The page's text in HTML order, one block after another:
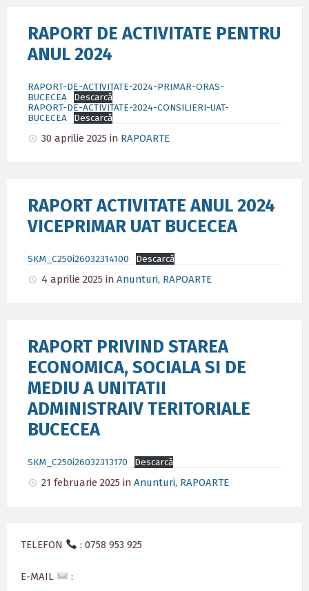
RAPORT DE ACTIVITATE PENTRU
ANUL 2024
RAPORT-DE-ACTIVITATE-2024-PRIMAR-ORAS-
BUCECEA
Descarcă
RAPORT-DE-ACTIVITATE-2024-CONSILIERI-UAT-
BUCECEA
Descarcă
30 aprilie 2025 in RAPOARTE
RAPORT ACTIVITATE ANUL 2024
VICEPRIMAR UAT BUCECEA
SKM_C250i26032314100 Descarcă
4 aprilie 2025 in Anunturi, RAPOARTE
RAPORT PRIVIND STAREA
ECONOMICA, SOCIALA SI DE
MEDIU A UNITATII
ADMINISTRAIV TERITORIALE
BUCECEA
SKM_C250i26032313170 Descarcă
21 februarie 2025 in Anunturi, RAPOARTE
TELEFON : 0758 953 925
E-MAIL :